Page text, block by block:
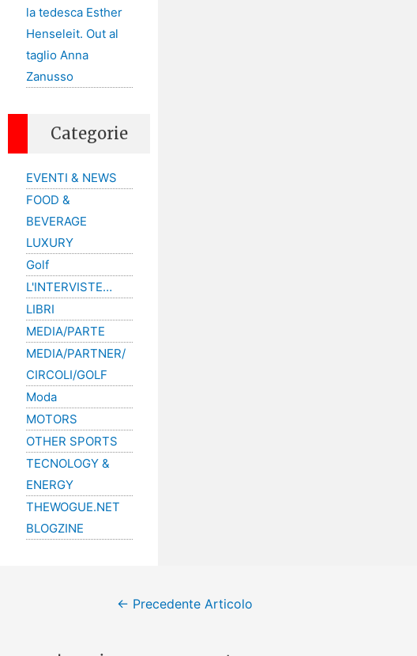
la tedesca Esther
Henseleit. Out al
taglio Anna
Zanusso
Categorie
EVENTI & NEWS
FOOD &
BEVERAGE
LUXURY
Golf
L'INTERVISTE…
LIBRI
MEDIA/PARTE
MEDIA/PARTNER/
CIRCOLI/GOLF
Moda
MOTORS
OTHER SPORTS
TECNOLOGY &
ENERGY
THEWOGUE.NET
BLOGZINE
← Precedente Articolo